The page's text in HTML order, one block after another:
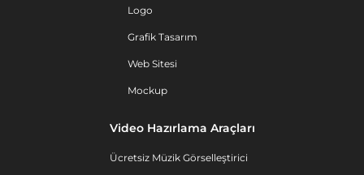
Logo
Grafik Tasarım
Web Sitesi
Mockup
Video Hazırlama Araçları
Ücretsiz Müzik Görselleştirici